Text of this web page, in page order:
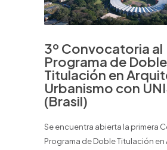
3º Convocatoria al
Programa de Doble
Titulación en
Urbanismo con
(Brasil)
Se encuentra abierta la primera
Programa de Doble Titulación